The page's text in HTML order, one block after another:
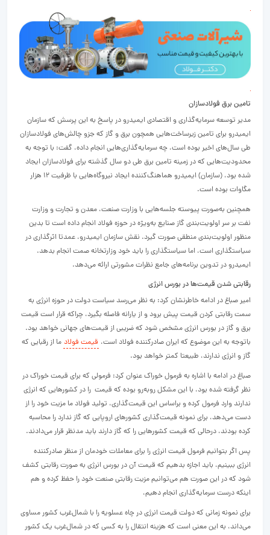
تامین برق فولادسازان
مدیر توسعه سرمایه‌‌گذاری و اقتصادی ایمیدرو در پاسخ به این پرسش که سازمان
ایمیدرو برای تامین زیرساخت‌‌هایی همچون برق و گاز که جزو چالش‌‌های فولادسازان
طی سال‌های اخیر بوده است، چه سرمایه‌‌گذاری‌‌هایی انجام داده، گفت: با توجه به
محدودیت‌‌هایی که در زمینه تامین برق طی دو سال گذشته برای فولاد‌سازان ایجاد
شده بود، (سازمان) ایمیدرو هماهنگ‌‌کننده ایجاد نیروگاه‌هایی با ظرفیت ۱۲ هزار
مگاوات بوده است.
همچنین به‌‌صورت پیوسته‌‌ جلسه‌هایی با وزارت صنعت، معدن و تجارت و وزارت
نفت بر سر اولویت‌‌بندی گاز صنایع به‌‌ویژه در حوزه فولاد انجام داده است تا بدین
منظور اولویت‌‌بندی منطقی صورت گیرد. نقش سازمان ایمیدرو، عمدتا اثرگذاری در
سیاستگذاری است، اما سیاستگذاری را باید خود وزارتخانه صمت انجام بدهد.
ایمیدرو در تدوین برنامه‌های جامع نظرات مشورتی ارائه می‌دهد.
رقابتی شدن قیمت‌‌ها در بورس انرژی
امیر صباغ در ادامه خاطرنشان کرد: به نظر می‌‌رسد سیاست دولت در حوزه انرژی به
سمت رقابتی کردن قیمت پیش برود و از یارانه فاصله بگیرد، چراکه قرار است قیمت
برق و گاز در بورس انرژی مشخص شود که ضریبی از قیمت‌‌های جهانی خواهد بود.
باتوجه به این موضوع که ایران صادرکننده فولاد است، قیمت فولاد ما از رقبایی که
گاز و انرژی ندارند، طبیعتا کمتر خواهد بود.
صباغ در ادامه با اشاره به فرمول خوراک عنوان کرد: فرمولی که برای قیمت خوراک در
نظر گرفته شده بود، با این مشکل روبه‌رو بوده که قیمت را در کشورهایی که انرژی
ندارند وارد فرمول کرده و براساس این قیمت‌‌گذاری، تولید فولاد ما مزیت خود را از
دست می‌دهد، برای نمونه قیمت‌‌گذاری کشورهای اروپایی که گاز ندارد را محاسبه
کرده بودند، درحالی که قیمت کشورهایی را که گاز دارند باید مدنظر قرار می‌‌دادند.
پس اگر بتوانیم فرمول قیمت انرژی را برای معاملات خودمان از منظر صادرکننده
انرژی ببینیم، باید اجازه بدهیم که قیمت آن در بورس انرژی به صورت رقابتی کشف
شود که در این صورت هم می‌توانیم مزیت رقابتی صنعت‌‌ خود را حفظ کرده و هم
اینکه درست سرمایه‌‌گذاری انجام دهیم،
برای نمونه زمانی که دولت قیمت انرژی در چاه عسلویه را با شمال‌‌غرب کشور مساوی
می‌‌داند، به این معنی است که هزینه انتقال را به کسی که در شمال‌‌غرب یک کشور